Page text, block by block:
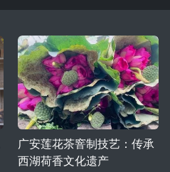
广安莲花茶窨制技艺：传承
西湖荷香文化遗产